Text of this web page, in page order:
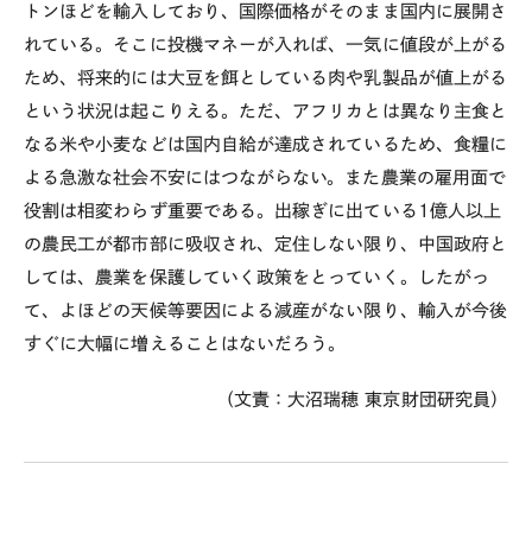
トンほどを輸入しており、国際価格がそのまま国内に展開さ
れている。そこに投機マネーが入れば、一気に値段が上がる
ため、将来的には大豆を餌としている肉や乳製品が値上がる
という状況は起こりえる。ただ、アフリカとは異なり主食と
なる米や小麦などは国内自給が達成されているため、食糧に
よる急激な社会不安にはつながらない。また農業の雇用面で
役割は相変わらず重要である。出稼ぎに出ている1億人以上
の農民工が都市部に吸収され、定住しない限り、中国政府と
しては、農業を保護していく政策をとっていく。したがっ
て、よほどの天候等要因による減産がない限り、輸入が今後
すぐに大幅に増えることはないだろう。
（文責：大沼瑞穂 東京財団研究員）